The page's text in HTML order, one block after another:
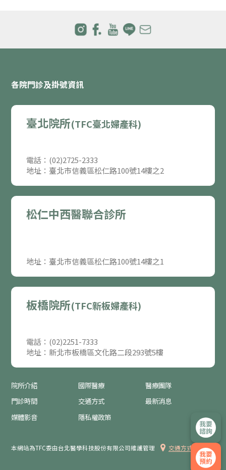
各院門診及掛號資訊
臺北院所(TFC臺北婦產科)
電話：(02)2725-2333
地址：臺北市信義區松仁路100號14樓之2
松仁中西醫聯合診所
地址：臺北市信義區松仁路100號14樓之1
板橋院所(TFC新板婦產科)
電話：(02)2251-7333
地址：新北市板橋區文化路二段293號5樓
院所介紹 國際醫療
醫療團隊
門診時間
交通方式
最新消息
媒體影音
隱私權政策
本網站為TFC委由台北醫學科技股份有限公司維護管理 交通方式